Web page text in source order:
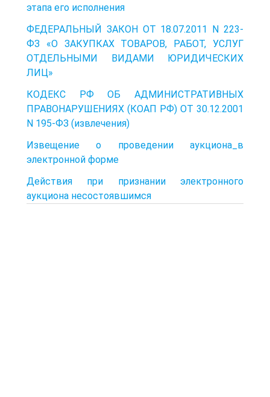
этапа его исполнения
ФЕДЕРАЛЬНЫЙ ЗАКОН ОТ 18.07.2011 N 223-
ФЗ «О ЗАКУПКАХ ТОВАРОВ, РАБОТ, УСЛУГ
ОТДЕЛЬНЫМИ ВИДАМИ ЮРИДИЧЕСКИХ
ЛИЦ»
КОДЕКС РФ ОБ АДМИНИСТРАТИВНЫХ
ПРАВОНАРУШЕНИЯХ (КОАП РФ) ОТ 30.12.2001
N 195-ФЗ (извлечения)
Извещение о проведении аукциона_в
электронной форме
Действия при признании электронного
аукциона несостоявшимся